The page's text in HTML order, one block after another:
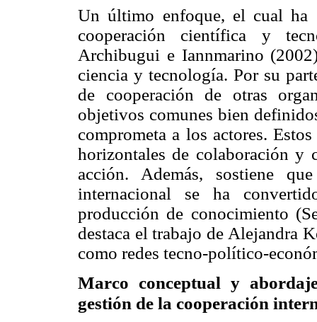
Un último enfoque, el cual ha
cooperación científica y
Archibugui e Iannmarino
ciencia y tecnología. Por su
de cooperación de otras
objetivos comunes bien
comprometa a los actores.
horizontales de colaboración y
acción. Además, sostiene
internacional se ha
producción de conocimiento
destaca el trabajo de Alejandra
como redes tecno-político-
Marco conceptual y
gestión de la cooperación